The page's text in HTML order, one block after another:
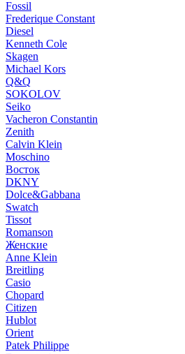
Fossil
Frederique Constant
Diesel
Kenneth Cole
Skagen
Michael Kors
Q&Q
SOKOLOV
Seiko
Vacheron Constantin
Zenith
Calvin Klein
Moschino
Восток
DKNY
Dolce&Gabbana
Swatch
Tissot
Romanson
Женские
Anne Klein
Breitling
Casio
Chopard
Citizen
Hublot
Orient
Patek Philippe